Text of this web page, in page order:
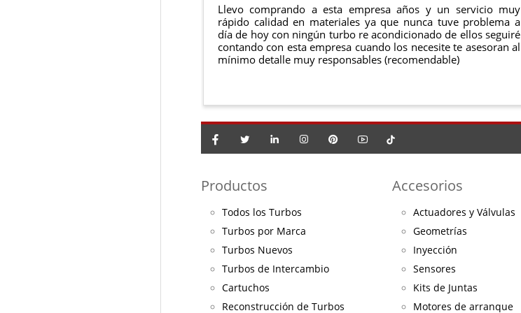
Llevo comprando a esta empresa años y un servicio muy
rápido calidad en materiales ya que nunca tuve problema a
día de hoy con ningún turbo re acondicionado de ellos seguiré
contando con esta empresa cuando los necesite te asesoran al
mínimo detalle muy responsables (recomendable)
Productos
Todos los Turbos
Turbos por Marca
Turbos Nuevos
Turbos de Intercambio
Cartuchos
Reconstrucción de Turbos
Accesorios
Actuadores y Válvulas
Geometrías
Inyección
Sensores
Kits de Juntas
Motores de arranque